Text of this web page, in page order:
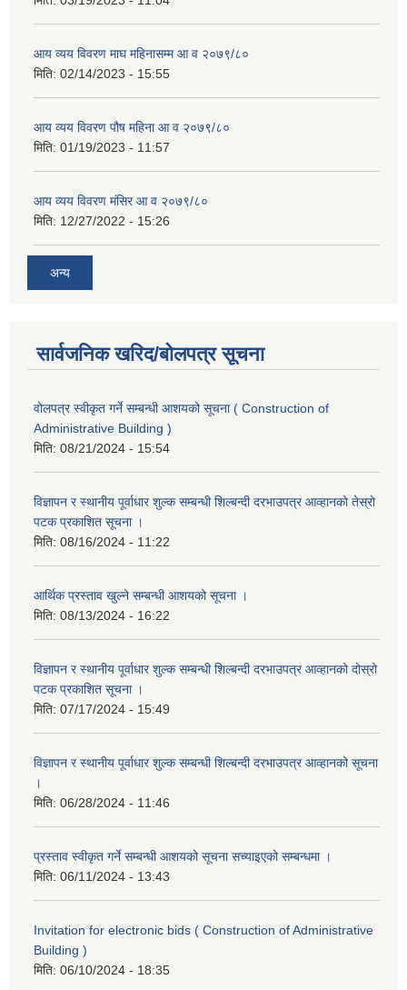
आय व्यय विवरण माघ महिनासम्म आ व २०७९/८०
मिति: 02/14/2023 - 15:55
आय व्यय विवरण पौष महिना आ व २०७९/८०
मिति: 01/19/2023 - 11:57
आय व्यय विवरण मंसिर आ व २०७९/८०
मिति: 12/27/2022 - 15:26
अन्य
सार्वजनिक खरिद/बोलपत्र सूचना
वोलपत्र स्वीकृत गर्ने सम्बन्धी आशयको सूचना ( Construction of
Administrative Building )
मिति: 08/21/2024 - 15:54
विज्ञापन र स्थानीय पूर्वाधार शुल्क सम्बन्धी शिल्बन्दी दरभाउपत्र आव्हानको तेस्रो
पटक प्रकाशित सूचना ।
मिति: 08/16/2024 - 11:22
आर्थिक प्रस्ताव खुल्ने सम्बन्धी आशयको सूचना ।
मिति: 08/13/2024 - 16:22
विज्ञापन र स्थानीय पूर्वाधार शुल्क सम्बन्धी शिल्बन्दी दरभाउपत्र आव्हानको दोस्रो
पटक प्रकाशित सूचना ।
मिति: 07/17/2024 - 15:49
विज्ञापन र स्थानीय पूर्वाधार शुल्क सम्बन्धी शिल्बन्दी दरभाउपत्र आव्हानको सूचना
।
मिति: 06/28/2024 - 11:46
प्रस्ताव स्वीकृत गर्ने सम्बन्धी आशयको सूचना सच्याइएको सम्बन्धमा ।
मिति: 06/11/2024 - 13:43
Invitation for electronic bids ( Construction of Administrative
Building )
मिति: 06/10/2024 - 18:35